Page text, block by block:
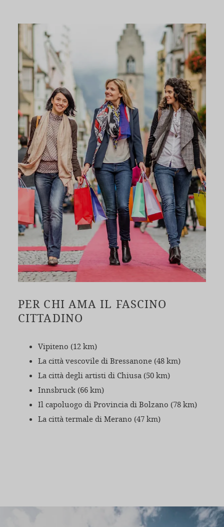
PER CHI AMA IL FASCINO
CITTADINO
Vipiteno (12 km)
La città vescovile di Bressanone (48 km)
La città degli artisti di Chiusa (50 km)
Innsbruck (66 km)
Il capoluogo di Provincia di Bolzano (78 km)
La città termale di Merano (47 km)